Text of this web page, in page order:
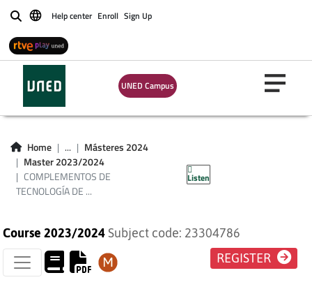
BuscarHelp center Enroll Sign Up
UNED Campus
Home ...
Másteres 2024
Master 2023/2024
COMPLEMENTOS DE
TECNOLOGÍA DE ...
Listen
COMPLEMENTOS DE
TECNOLOGÍA DE
MÁQUINAS Y
MANTENIMIENTO
Course 2023/2024 Subject code: 23304786
REGISTER